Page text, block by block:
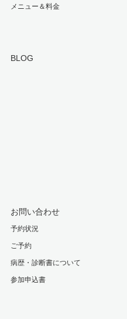
メニュー＆料金
BLOG
お問い合わせ
予約状況
ご予約
病歴・診断書について
参加申込書